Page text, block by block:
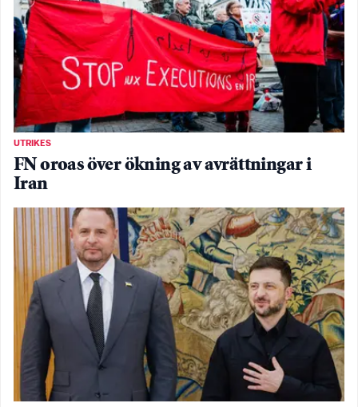
UTRIKES
FN oroas över ökning av avrättningar i
Iran